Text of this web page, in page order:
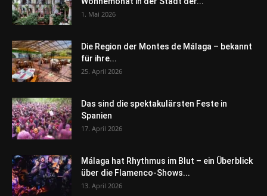
1. Mai 2026
Die Region der Montes de Málaga – bekannt
für ihre...
25. April 2026
Das sind die spektakulärsten Feste in
Spanien
17. April 2026
Málaga hat Rhythmus im Blut – ein Überblick
über die Flamenco-Shows...
13. April 2026